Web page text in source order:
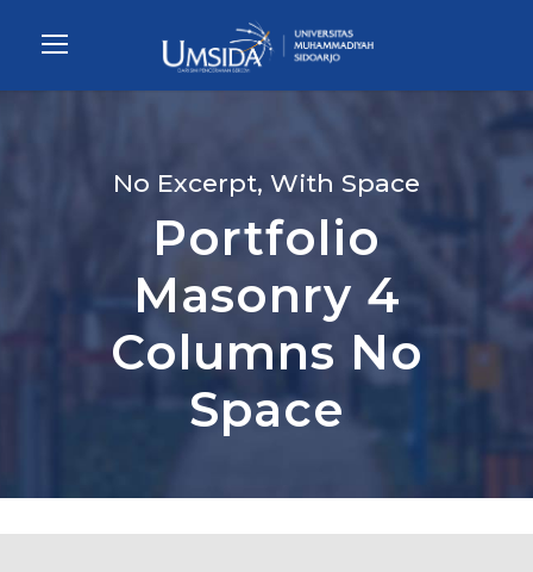
No Excerpt, With Space
Portfolio
Masonry 4
Columns No
Space